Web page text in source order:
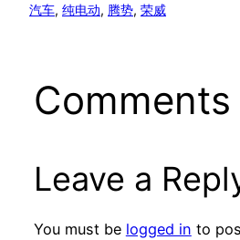
汽车, 纯电动, 腾势, 荣威
Comments
Leave a
You must be logged in to